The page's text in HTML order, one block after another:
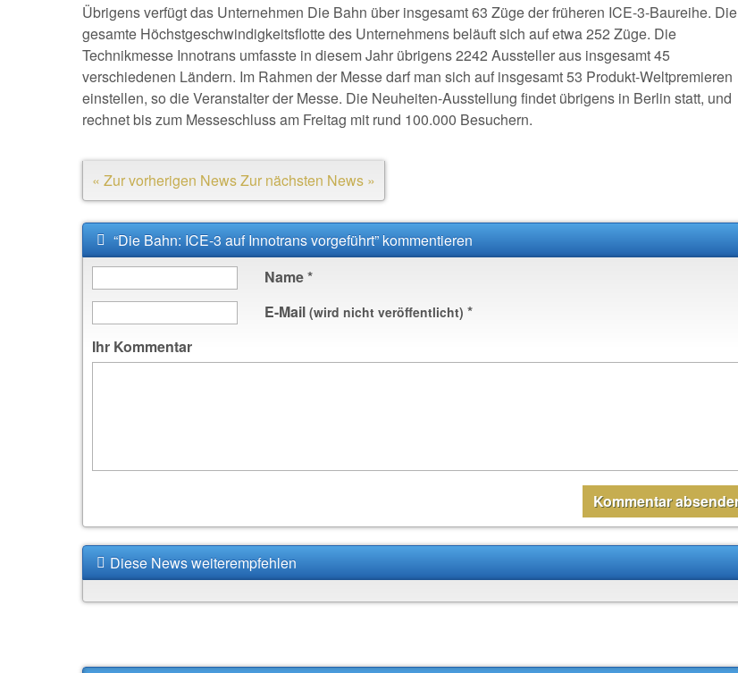
Übrigens verfügt das Unternehmen Die Bahn über insgesamt 63 Züge der früheren ICE-3-Baureihe. Die
gesamte Höchstgeschwindigkeitsflotte des Unternehmens beläuft sich auf etwa 252 Züge. Die
Technikmesse Innotrans umfasste in diesem Jahr übrigens 2242 Aussteller aus insgesamt 45
verschiedenen Ländern. Im Rahmen der Messe darf man sich auf insgesamt 53 Produkt-Weltpremieren
einstellen, so die Veranstalter der Messe. Die Neuheiten-Ausstellung findet übrigens in Berlin statt, und
rechnet bis zum Messeschluss am Freitag mit rund 100.000 Besuchern.
« Zur vorherigen NewsZur nächsten News »
“Die Bahn: ICE-3 auf Innotrans vorgeführt” kommentieren
Name*
E-Mail (wird nicht veröffentlicht) *
Ihr Kommentar
Diese News weiterempfehlen